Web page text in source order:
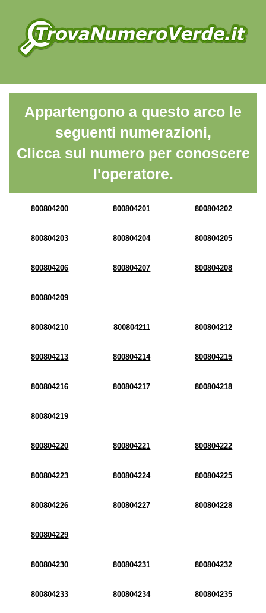
Appartengono a questo arco le
seguenti numerazioni,
Clicca sul numero per conoscere
l'operatore.
800804200 800804201 800804202
800804203 800804204 800804205
800804206 800804207 800804208
800804209
800804210 800804211 800804212
800804213 800804214 800804215
800804216 800804217 800804218
800804219
800804220 800804221 800804222
800804223 800804224 800804225
800804226 800804227 800804228
800804229
800804230 800804231 800804232
800804233 800804234 800804235